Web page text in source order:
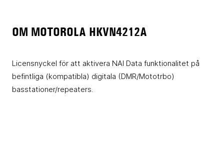
OM MOTOROLA HKVN4212A
Licensnyckel för att aktivera NAI Data funktionalitet på
befintliga (kompatibla) digitala (DMR/Mototrbo)
basstationer/repeaters.